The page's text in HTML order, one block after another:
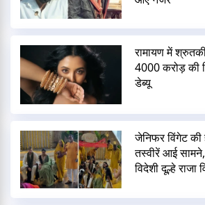
रामायण में
4000 करोड़ की
डेब्यू
जेनिफर विंगेट की
तस्वीरें आई
विदेशी दूल्हे राजा